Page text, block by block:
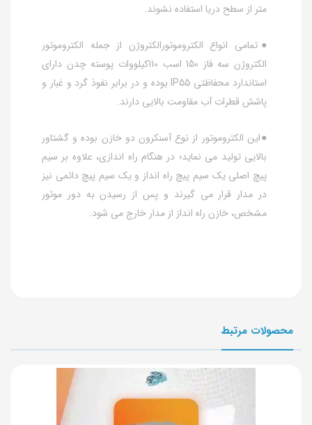
متر از سطح دریا استفاده نشوند.
●تمامی انواع الکتروموتورالکتروژن از جمله الکتروموتور
الکتروژن سه فاز 150 اسب 110کیلووات پوسته چدن دارای
استاندارد محفاظتی IP55 بوده و در برابر نفوذ گرد و غبار و
پاشش قطرات آب مقاومت بالایی دارند.
●این الکتروموتور از نوع آسنکرون دو خازن بوده و گشتاور
بالایی تولید می نماید؛ در هنگام راه اندازی، علاوه بر سیم
پیچ اصلی یک سیم پیچ راه انداز و یک سیم پیچ دائمی نیز
در مدار قرار می گیرند و پس از رسیدن به دور موتور
مشخص، خازن راه انداز از مدار خارج می شود.
محصولات مرتبط